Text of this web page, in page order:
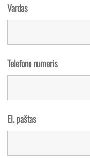
Vardas
Telefono numeris
El. paštas